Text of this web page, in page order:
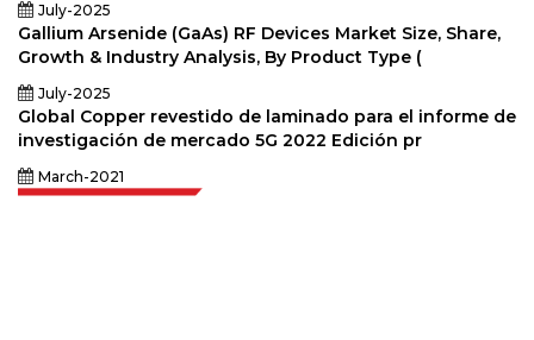
July-2025
Gallium Arsenide (GaAs) RF Devices Market Size, Share,
Growth & Industry Analysis, By Product Type (
July-2025
Global Copper revestido de laminado para el informe de
investigación de mercado 5G 2022 Edición pr
March-2021